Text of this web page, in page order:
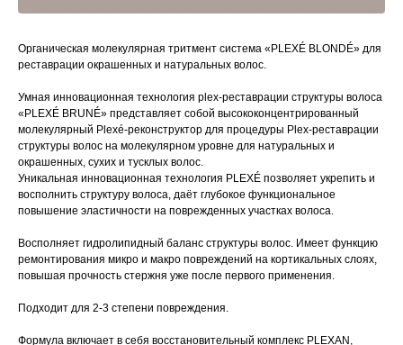
Органическая молекулярная тритмент система «PLEXÉ BLONDÉ» для
реставрации окрашенных и натуральных волос.
Умная инновационная технология plex-реставрации структуры волоса
«PLEXÉ BRUNÉ» представляет собой высококонцентрированный
молекулярный Plexé-реконструктор для процедуры Plex-реставрации
структуры волос на молекулярном уровне для натуральных и
окрашенных, сухих и тусклых волос.
Уникальная инновационная технология PLEXÉ позволяет укрепить и
восполнить структуру волоса, даёт глубокое функциональное
повышение эластичности на поврежденных участках волоса.
Восполняет гидролипидный баланс структуры волос. Имеет функцию
ремонтирования микро и макро повреждений на кортикальных слоях,
повышая прочность стержня уже после первого применения.
Подходит для 2-3 степени повреждения.
Формула включает в себя восстановительный комплекс PLEXAN,